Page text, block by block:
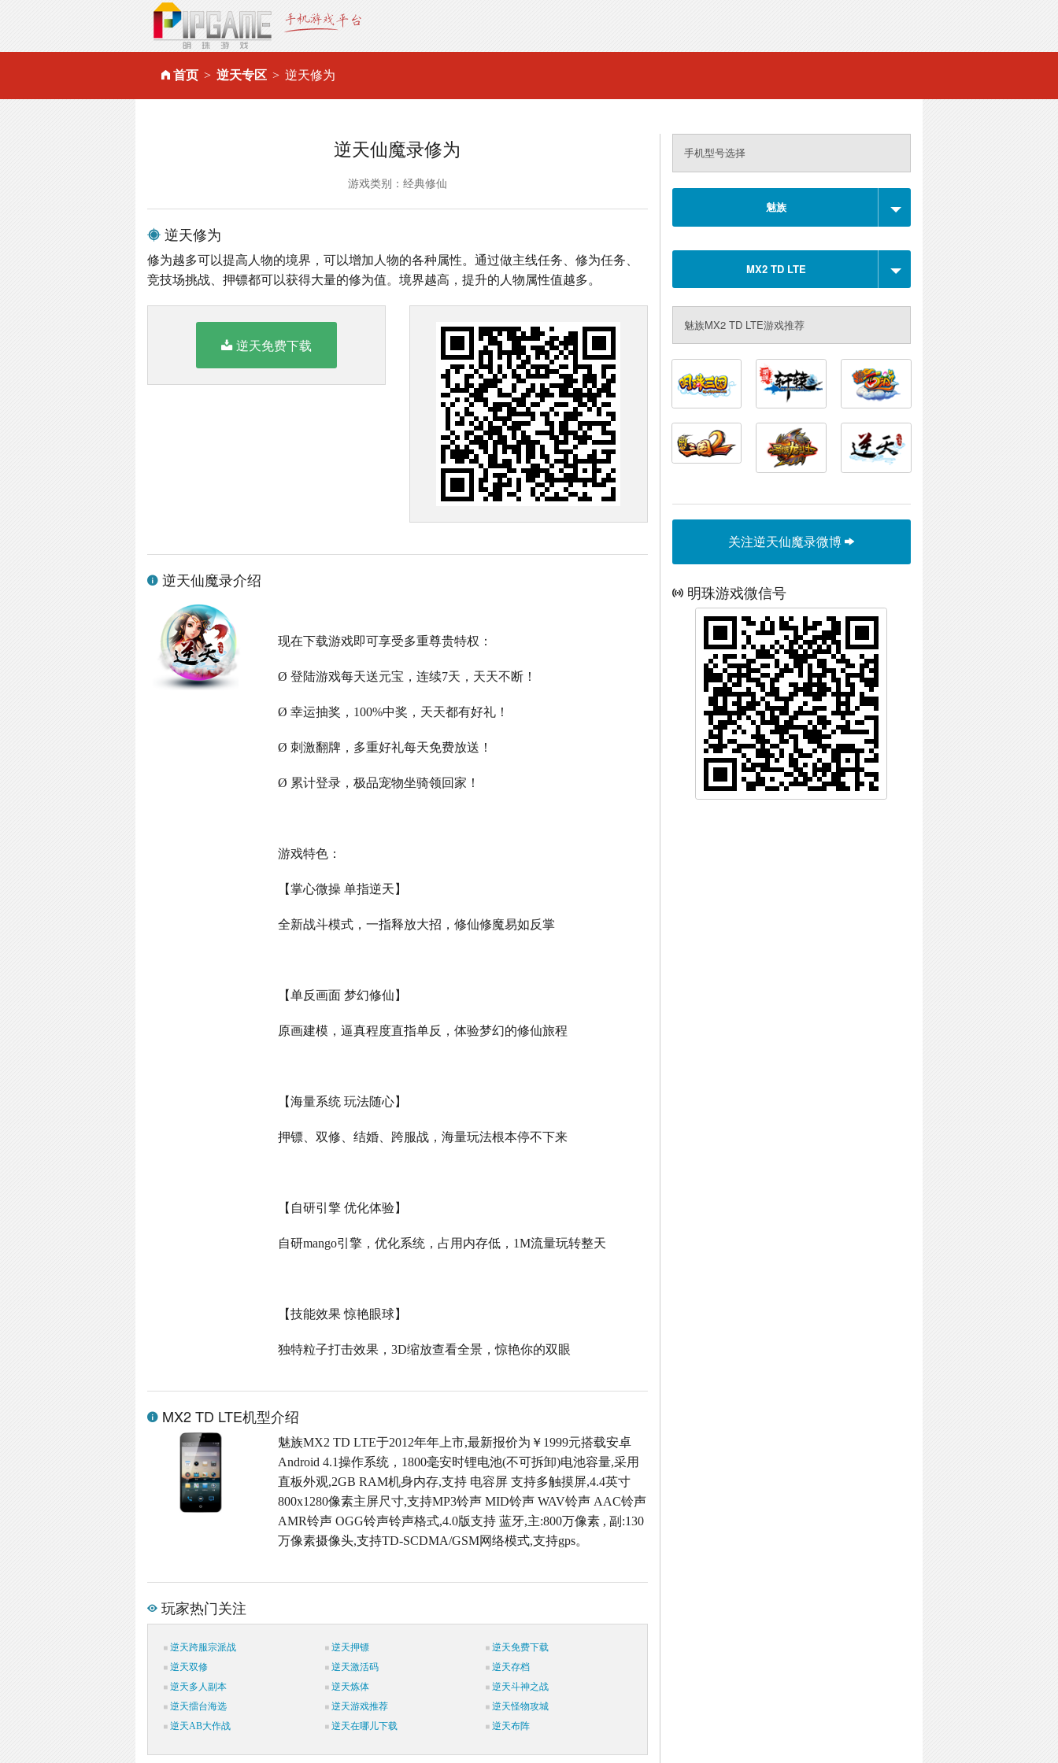
首页 逆天专区 逆天修为
逆天仙魔录修为
游戏类别：经典修仙
逆天修为
修为越多可以提高人物的境界，可以增加人物的各种属性。通过做主线任务、修为任务、
竞技场挑战、押镖都可以获得大量的修为值。境界越高，提升的人物属性值越多。
逆天免费下载
逆天仙魔录介绍
现在下载游戏即可享受多重尊贵特权：
Ø 登陆游戏每天送元宝，连续7天，天天不断！
Ø 幸运抽奖，100%中奖，天天都有好礼！
Ø 刺激翻牌，多重好礼每天免费放送！
Ø 累计登录，极品宠物坐骑领回家！
游戏特色：
【掌心微操 单指逆天】
全新战斗模式，一指释放大招，修仙修魔易如反掌
【单反画面 梦幻修仙】
原画建模，逼真程度直指单反，体验梦幻的修仙旅程
【海量系统 玩法随心】
押镖、双修、结婚、跨服战，海量玩法根本停不下来
【自研引擎 优化体验】
自研mango引擎，优化系统，占用内存低， 1M流量玩转整天
【技能效果 惊艳眼球】
独特粒子打击效果，3D缩放查看全景，惊艳你的双眼
MX2 TD LTE机型介绍
魅族MX2 TD LTE于2012年年上市,最新报价为￥1999元搭载安卓
Android 4.1操作系统，1800毫安时锂电池(不可拆卸)电池容量,采用
直板外观,2GB RAM机身内存,支持 电容屏 支持多触摸屏,4.4英寸
800x1280像素主屏尺寸,支持MP3铃声 MID铃声 WAV铃声 AAC铃声
AMR铃声 OGG铃声铃声格式,4.0版支持 蓝牙,主:800万像素 , 副:130
万像素摄像头,支持TD-SCDMA/GSM网络模式,支持gps。
玩家热门关注
逆天跨服宗派战 逆天押镖
逆天免费下载
逆天双修
逆天激活码
逆天存档
逆天多人副本
逆天炼体
逆天斗神之战
逆天擂台海选
逆天游戏推荐
逆天怪物攻城
逆天AB大作战
逆天在哪儿下载 逆天布阵
手机型号选择
魅族
MX2 TD LTE
魅族MX2 TD LTE游戏推荐
关注逆天仙魔录微博
明珠游戏微信号